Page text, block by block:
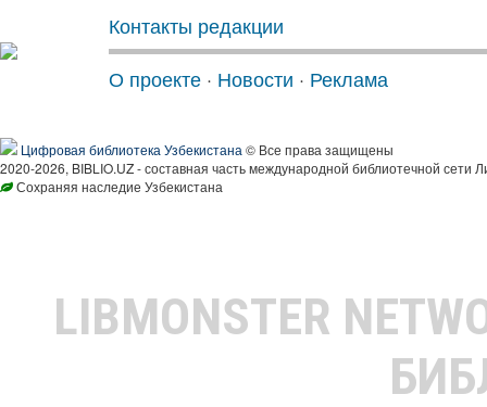
Контакты редакции
О проекте · Новости · Реклама
Цифровая библиотека Узбекистана © Все права защищены
2020-2026, BIBLIO.UZ - составная часть международной библиотечной сети
Сохраняя наследие Узбекистана
LIBMONSTER